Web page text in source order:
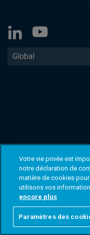
Global
Votre vie privée est
notre déclaration de
matière de cookies
utilisons vos
encore plus
Paramètres des